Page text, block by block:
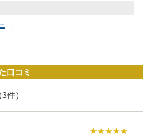
口コミ
（3件）
★★★★★
★★★★★